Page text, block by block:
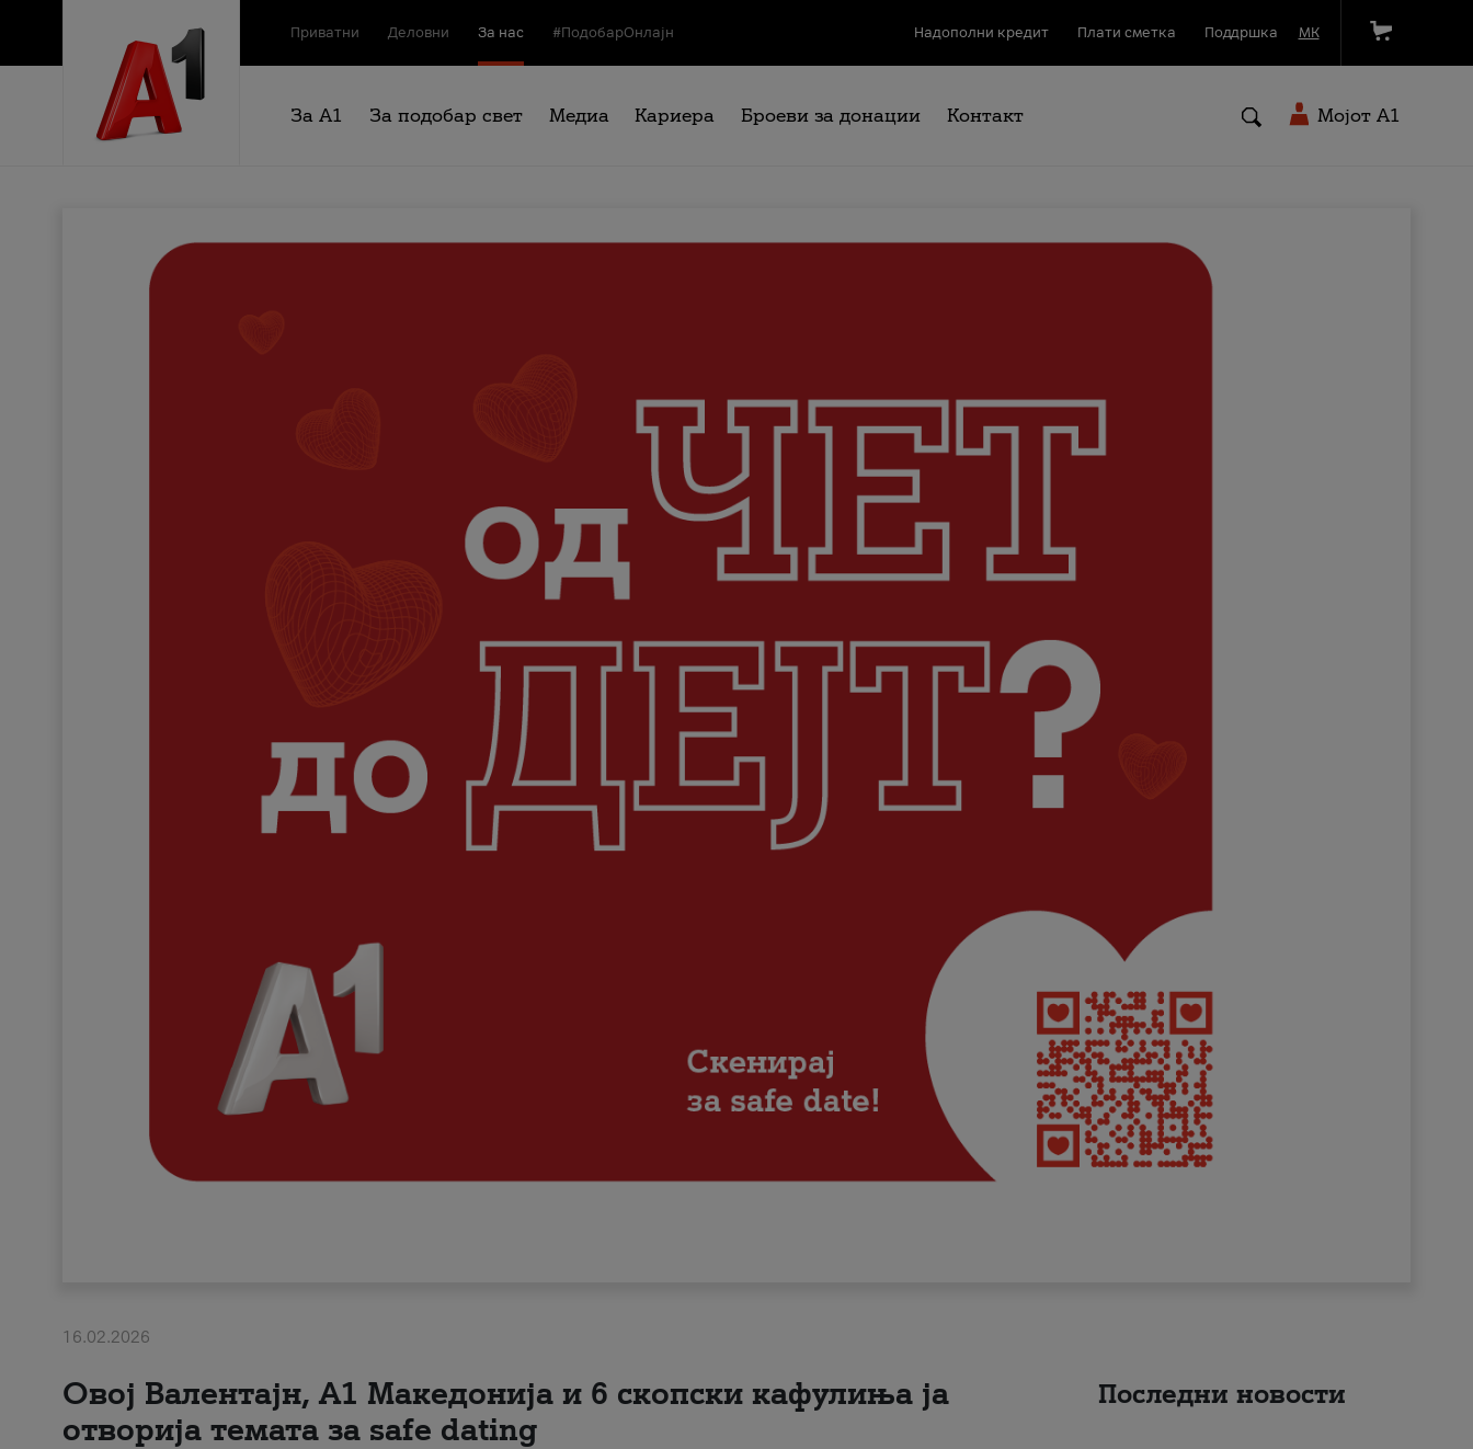
Приватни Деловни За нас #ПодобарОнлајн Надополни кредит Плати сметка Поддршка МК
За А1 За подобар свет Медиа Кариера Броеви за донации Контакт Мојот A1
16.02.2026
Овој Валентајн, A1 Македонија и 6 скопски кафулиња ја
отворија темата за safe dating
Последни новости